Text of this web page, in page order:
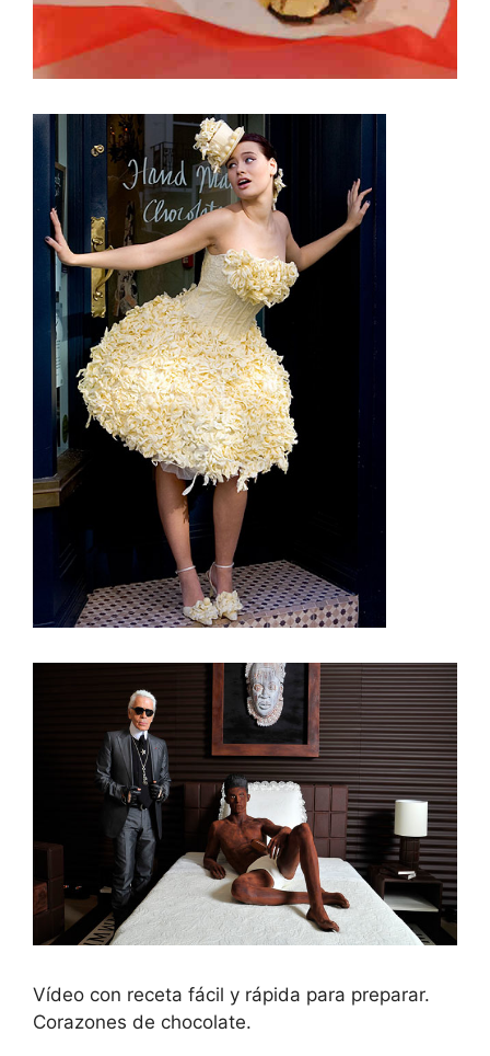
Vídeo con receta fácil y rápida para preparar.
Corazones de chocolate.